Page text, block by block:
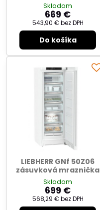
Skladom
669 €
543,90 € bez DPH
Do košíka
LIEBHERR GNf 50Z06
zásuvková mraznička
Skladom
699 €
568,29 € bez DPH